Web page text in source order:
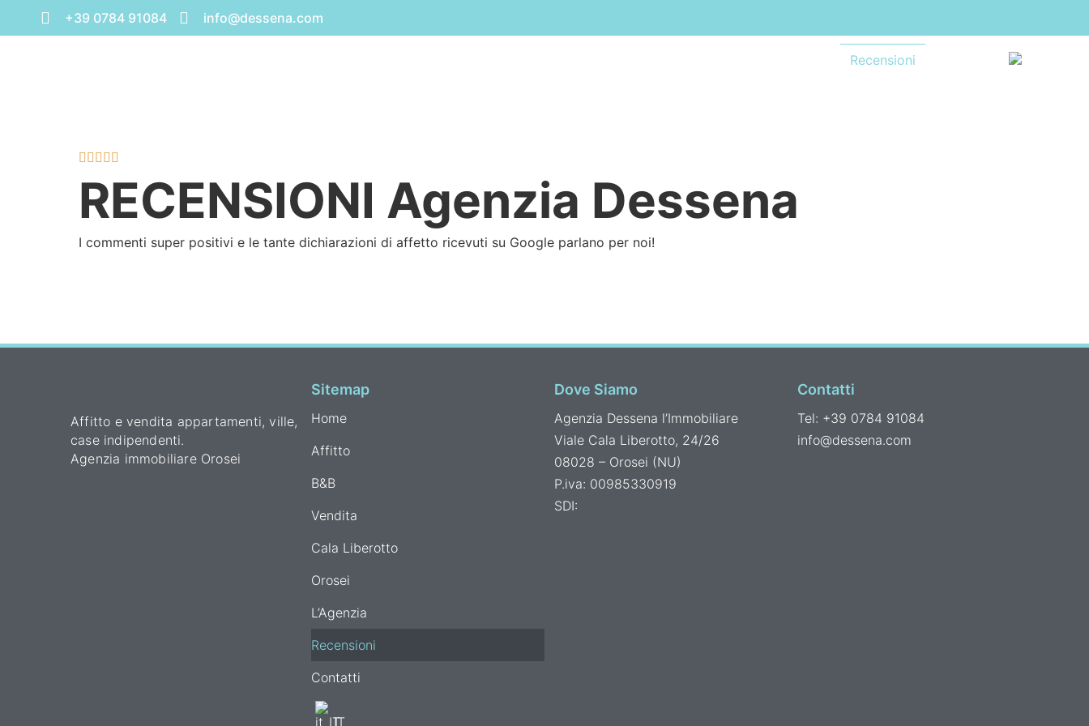
+39 0784 91084 info@dessena.com
Recensioni
    
RECENSIONI Agenzia Dessena
I commenti super positivi e le tante dichiarazioni di affetto ricevuti su Google parlano per noi!
Affitto e vendita appartamenti, ville,
case indipendenti.
Agenzia immobiliare Orosei
Sitemap
Home
Affitto
B&B
Vendita
Cala Liberotto
Orosei
L’Agenzia
Recensioni
Contatti
IT
Dove Siamo
Agenzia Dessena l’Immobiliare
Viale Cala Liberotto, 24/26
08028 – Orosei (NU)
P.iva: 00985330919
SDI:
Contatti
Tel: +39 0784 91084
info@dessena.com